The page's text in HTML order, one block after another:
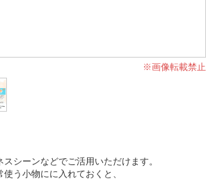
※画像転載禁止
シーンなどでご活用いただけます。
う小物にに入れておくと、